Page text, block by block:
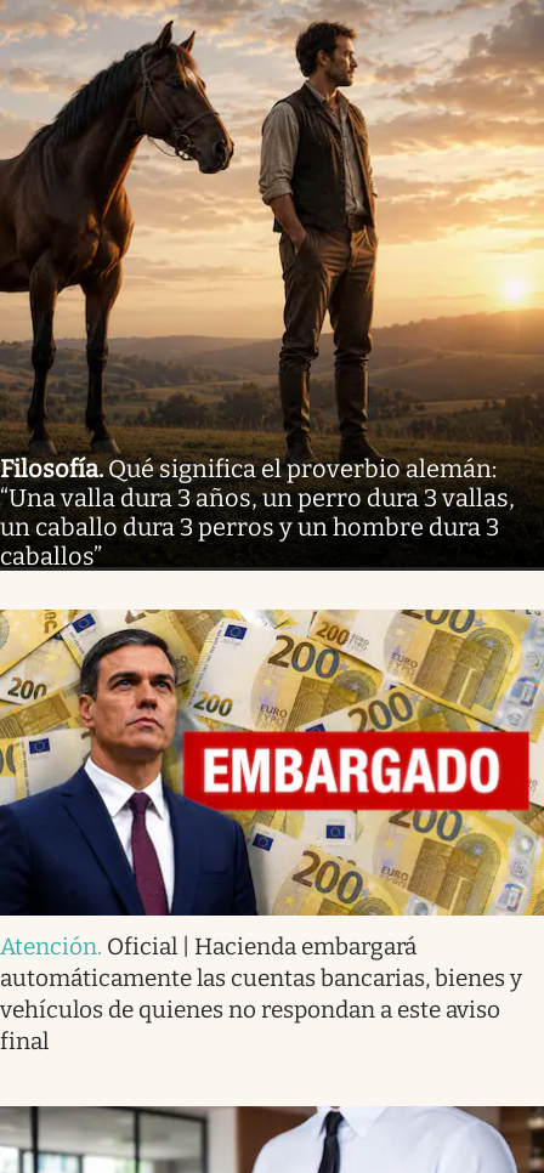
Filosofía.Qué significa el proverbio alemán:
“Una valla dura 3 años, un perro dura 3 vallas,
un caballo dura 3 perros y un hombre dura 3
caballos”
Atención. Oficial | Hacienda embargará
automáticamente las cuentas bancarias, bienes y
vehículos de quienes no respondan a este aviso
final